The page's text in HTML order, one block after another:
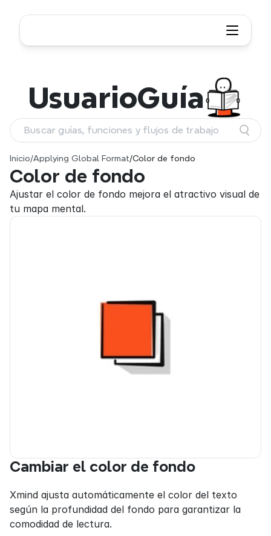
Inicio/Applying Global Format/Color de fondo
Color de fondo
Ajustar el color de fondo mejora el atractivo visual de
tu mapa mental.
Cambiar el color de fondo
Xmind ajusta automáticamente el color del texto
según la profundidad del fondo para garantizar la
comodidad de lectura.
UsuarioGuía
Buscar guías, funciones y flujos de trabajo